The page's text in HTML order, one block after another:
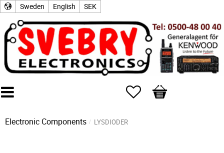
Sweden English SEK
Favorites
Basket
Electronic Components LYSDIODER